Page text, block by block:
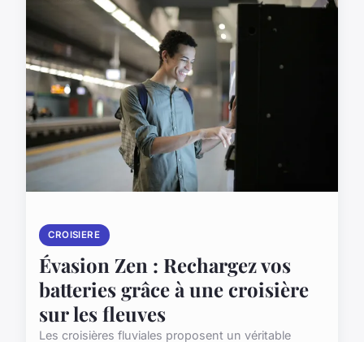
CROISIERE
Évasion Zen : Rechargez vos
batteries grâce à une croisière
sur les fleuves
Les croisières fluviales proposent un véritable